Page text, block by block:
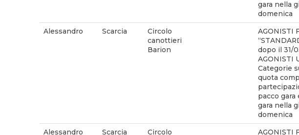
gara nella
domenica
Alessandro Scarcia
Circolo
canottieri
Barion
AGONISTI
dopo il 31/
AGONISTI
Categorie
quota
pacco
gara nella
domenica
Alessandro Scarcia Circolo AGONISTI